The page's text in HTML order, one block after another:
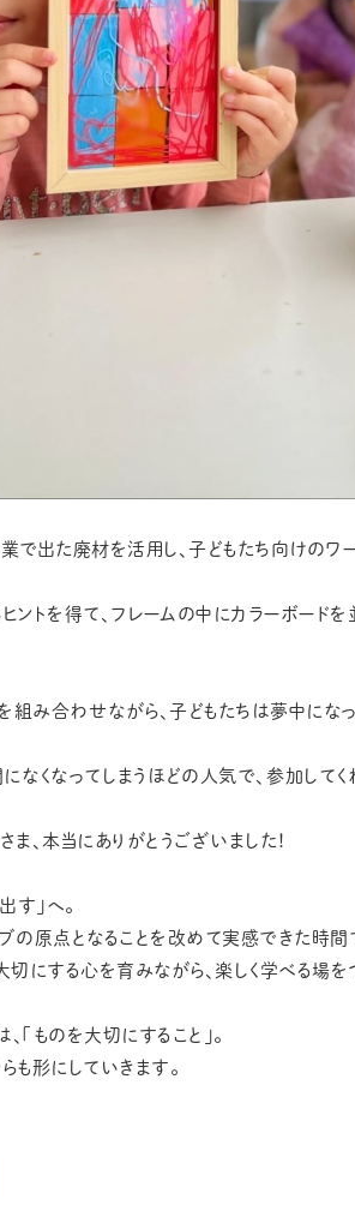
で出た廃材を活用し、子どもたち向けのワー
ントを得て、フレームの中にカラーボード
み合わせながら、子どもたちは夢中になっ
なくなってしまうほどの人気で、参加して
ま、本当にありがとうございました！
す」へ。
の原点となることを改めて実感できた時間
切にする心を育みながら、楽しく学べる場を
「ものを大切にすること」。
も形にしていきます。